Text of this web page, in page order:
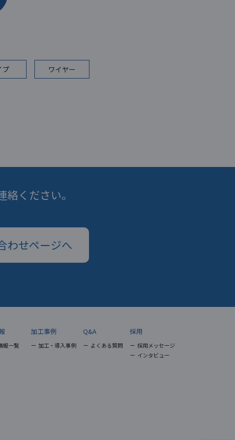
プ ワイヤー
絡ください。
わせページへ
報一覧
加工事例
加工・導入事例
Q&A
よくある質問
採用
採用メッセージ
インタビュー